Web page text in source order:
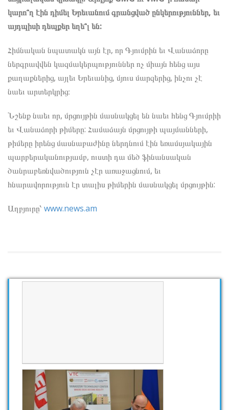
կարո՞ղ էին դիմել Երեւանում գրանցված ընկերություններ, եւ
այդպիսի դեպքեր եղե՞լ են:
Հիմնական նպատակն այն էր, որ Գյումրին եւ Վանաձորը
ներգրավվեն կազմակերպություններ ոչ միայն հենց այս
քաղաքներից, այլեւ Երեւանից, մյուս մարզերից, ինչու չէ
նաեւ արտերկրից։
Նշենք նաեւ որ, մրցույթին մասնակցել են նաեւ հենց Գյումրիի
եւ Վանաձորի թիմերը: Համաձայն մրցույթի պայմանների,
թիմերը իրենց մասնաբաժինը ներդնում էին եռամսյակային
պարբերականությամբ, ուստի դա մեծ ֆինանսական
ծանրաբեռնվածություն չէր առաջացնում, եւ
հնարավորություն էր տալիս թիմերին մասնակցել մրցույթին:
Աղբյուրը՝ www.news.am